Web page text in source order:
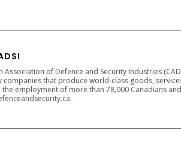
Association of Defence and Security Industries
companies that produce world-class goods,
employment of more than 78,000 Canadians